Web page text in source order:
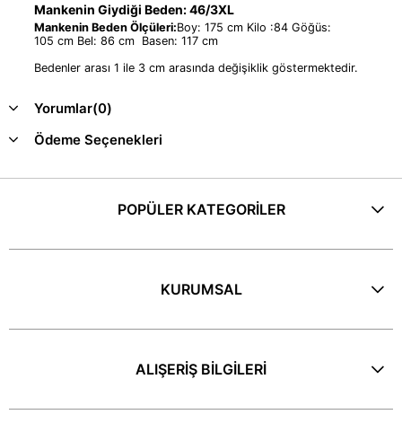
Mankenin Giydiği Beden: 46/3XL
Mankenin Beden Ölçüleri:Boy: 175 cm Kilo :84 Göğüs:
105 cm Bel: 86 cm Basen: 117 cm
Bedenler arası 1 ile 3 cm arasında değişiklik göstermektedir.
Yorumlar(0)
Ödeme Seçenekleri
POPÜLER KATEGORİLER
KURUMSAL
ALIŞERİŞ BİLGİLERİ